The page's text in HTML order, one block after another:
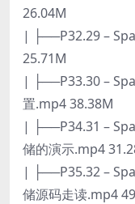
26.04M
| ├──P32.29 –
25.71M
| ├──P33.30 –
置.mp4 38.38M
| ├──P34.31 –
储的演示.mp4
| ├──P35.32 –
储源码走读.mp4